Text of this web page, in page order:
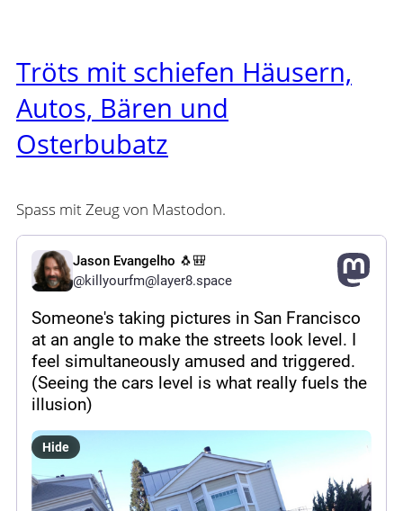
Tröts mit schiefen Häusern,
Autos, Bären und
Osterbubatz
Spass mit Zeug von Mastodon.